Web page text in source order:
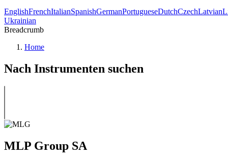
EnglishFrenchItalianSpanishGermanPortugueseDutchCzechLatvian
Ukrainian
Breadcrumb
Home
Nach Instrumenten suchen
MLP Group SA